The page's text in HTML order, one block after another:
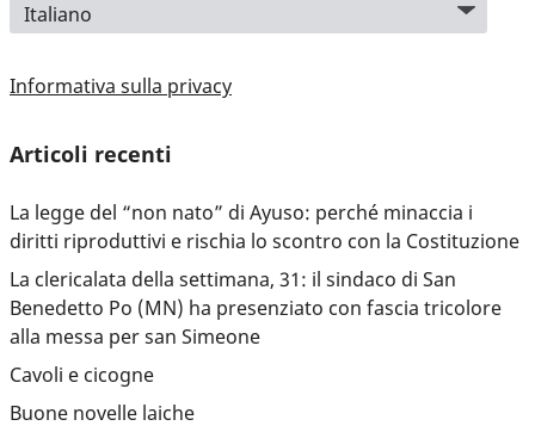
Informativa sulla privacy
Articoli recenti
La legge del “non nato” di Ayuso: perché minaccia i
diritti riproduttivi e rischia lo scontro con la Costituzione
La clericalata della settimana, 31: il sindaco di San
Benedetto Po (MN) ha presenziato con fascia tricolore
alla messa per san Simeone
Cavoli e cicogne
Buone novelle laiche